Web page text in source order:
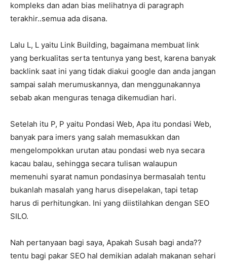
kompleks dan adan bias melihatnya di paragraph
terakhir..semua ada disana.
Lalu L, L yaitu Link Building, bagaimana membuat link
yang berkualitas serta tentunya yang best, karena banyak
backlink saat ini yang tidak diakui google dan anda jangan
sampai salah merumuskannya, dan menggunakannya
sebab akan menguras tenaga dikemudian hari.
Setelah itu P, P yaitu Pondasi Web, Apa itu pondasi Web,
banyak para imers yang salah memasukkan dan
mengelompokkan urutan atau pondasi web nya secara
kacau balau, sehingga secara tulisan walaupun
memenuhi syarat namun pondasinya bermasalah tentu
bukanlah masalah yang harus disepelakan, tapi tetap
harus di perhitungkan. Ini yang diistilahkan dengan SEO
SILO.
Nah pertanyaan bagi saya, Apakah Susah bagi anda??
tentu bagi pakar SEO hal demikian adalah makanan sehari